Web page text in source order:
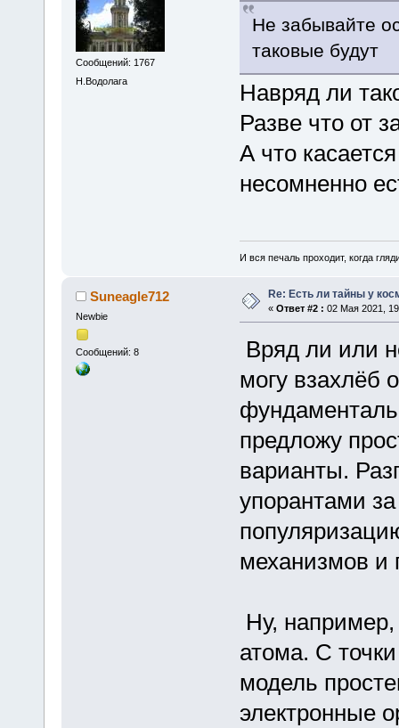
Сообщений: 1767
Н.Водолага
Не забывайте
таковые будут
Навряд ли
Разве что от
А что
несомненно
И вся печаль проходит, когда
Suneagle712
Newbie
Сообщений: 8
Re: Есть ли тайны у
« Ответ #2 : 02 Мая 2021,
Вряд ли или
могу взахлёб
предложу
варианты.
упорантами
механизмов и
Ну, например,
атома. С
модель
электронные